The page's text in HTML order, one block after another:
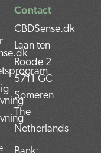
Contact
CBDSense.dk
Laan ten
Roode 2
5711 GC
Someren
The
Netherlands